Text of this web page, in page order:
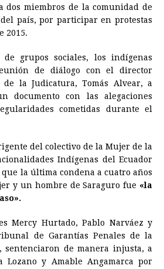
s
A
p
a
d
e
r
s
t
e
d
n
t
L
i
k
dos miembros de la comunidad de
país, por participar en protestas
2015.
de grupos sociales, los indígenas
de diálogo con el director
de la Judicatura, Tomás Alvear, a
documento con las alegaciones
cometidas durante el
del colectivo de la Mujer de la
Indígenas del Ecuador
que la última condena a cuatro años
y un hombre de Saraguro fue «la
Mercy Hurtado, Pablo Narváez y
de Garantías Penales de la
sentenciaron de manera injusta, a
Lozano y Amable Angamarca por